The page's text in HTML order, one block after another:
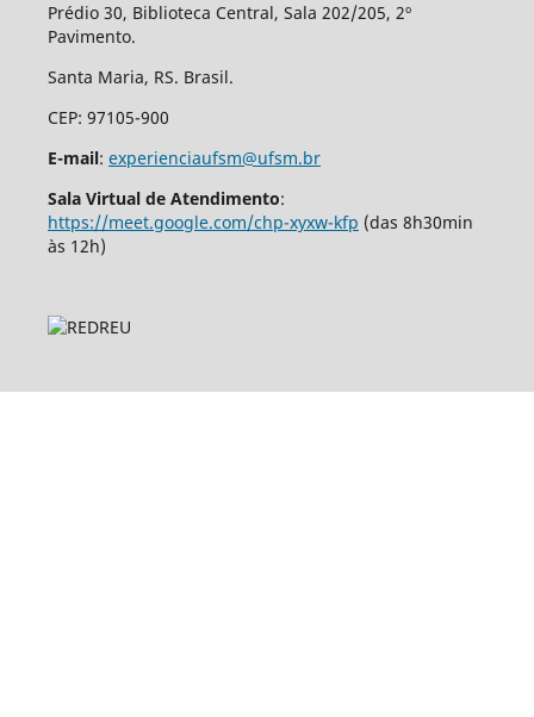
Prédio 30, Biblioteca Central, Sala 202/205, 2º
Pavimento.
Santa Maria, RS. Brasil.
CEP: 97105-900
E-mail: experienciaufsm@ufsm.br
Sala Virtual de Atendimento:
https://meet.google.com/chp-xyxw-kfp (das 8h30min
às 12h)